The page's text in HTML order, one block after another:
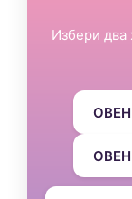
Избери два